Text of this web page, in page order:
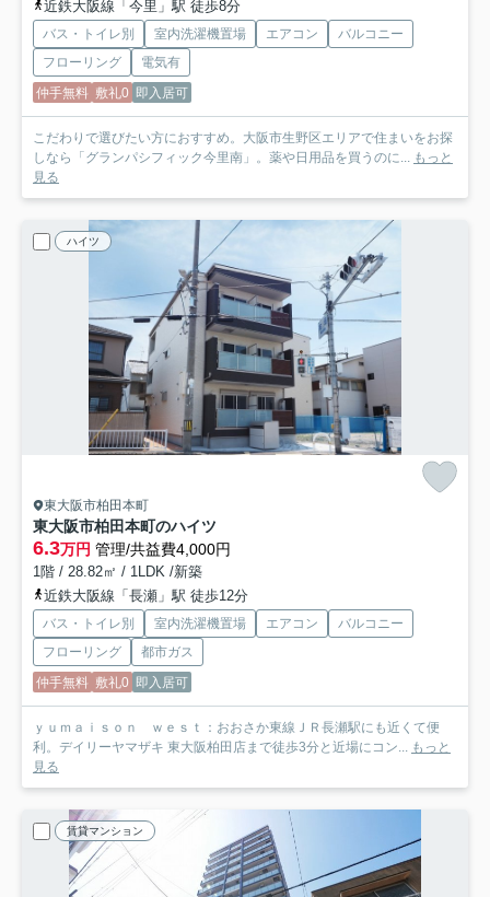
近鉄大阪線「今里」駅 徒歩8分
バス・トイレ別 室内洗濯機置場 エアコン
バルコニー
フローリング
電気有
仲手無料 敷礼0 即入居可
こだわりで選びたい方におすすめ。大阪市生野区エリアで住まいをお探
しなら「グランパシフィック今里南」。薬や日用品を買うのに...
もっと
見る
ハイツ
東大阪市柏田本町
東大阪市柏田本町のハイツ
6.3万円 管理/共益費4,000円
1階 / 28.82㎡ / 1LDK /新築
近鉄大阪線「長瀬」駅 徒歩12分
バス・トイレ別 室内洗濯機置場 エアコン
バルコニー
フローリング
都市ガス
仲手無料 敷礼0 即入居可
ｙｕｍａｉｓｏｎ ｗｅｓｔ：おおさか東線ＪＲ長瀬駅にも近くて便
利。デイリーヤマザキ 東大阪柏田店まで徒歩3分と近場にコン...
もっと
見る
賃貸マンション